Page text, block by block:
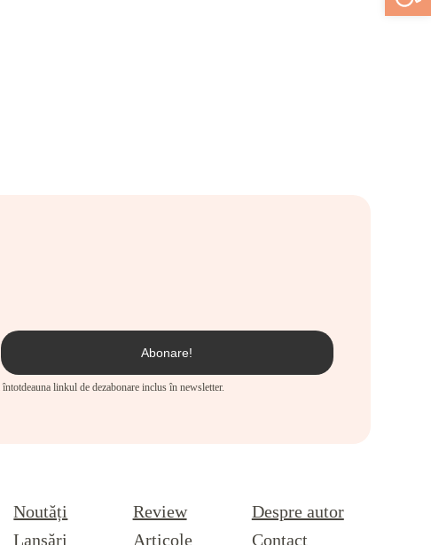
linkul de dezabonare inclus în newsletter.
Noutăți
Lansări
Review
Articole
Despre autor
Contact